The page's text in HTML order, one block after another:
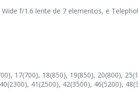
f/1.6 lente de 7 elementos, e
17(700), 18(850), 19(850), 20(800),
41(2500), 42(3500), 46(5200),